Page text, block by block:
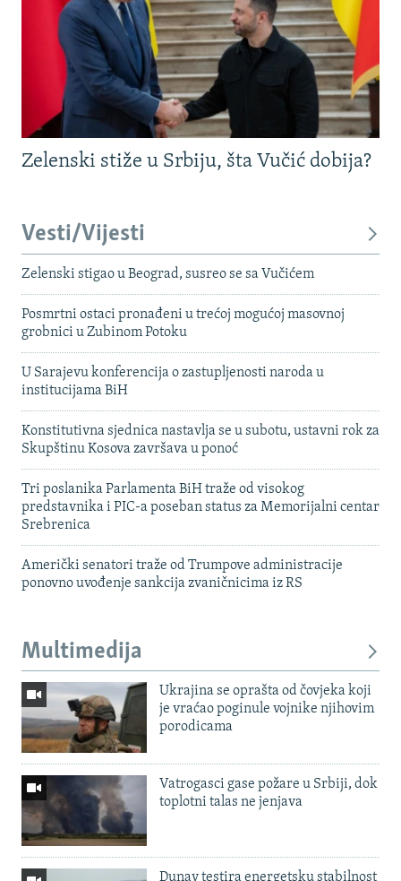
Zelenski stiže u Srbiju, šta Vučić dobija?
Vesti/Vijesti
Zelenski stigao u Beograd, susreo se sa Vučićem
Posmrtni ostaci pronađeni u trećoj mogućoj masovnoj
grobnici u Zubinom Potoku
U Sarajevu konferencija o zastupljenosti naroda u
institucijama BiH
Konstitutivna sjednica nastavlja se u subotu, ustavni rok za
Skupštinu Kosova završava u ponoć
Tri poslanika Parlamenta BiH traže od visokog
predstavnika i PIC-a poseban status za Memorijalni centar
Srebrenica
Američki senatori traže od Trumpove administracije
ponovno uvođenje sankcija zvaničnicima iz RS
Multimedija
Ukrajina se oprašta od čovjeka koji
je vraćao poginule vojnike njihovim
porodicama
Vatrogasci gase požare u Srbiji, dok
toplotni talas ne jenjava
Dunav testira energetsku stabilnost